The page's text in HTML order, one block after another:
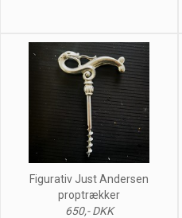
Figurativ Just Andersen
proptrækker
650,- DKK